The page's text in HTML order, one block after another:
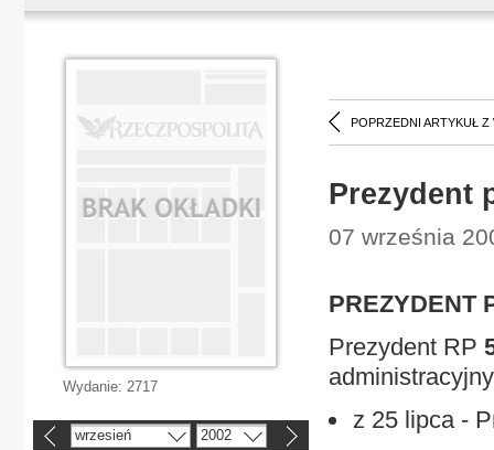
POPRZEDNI ARTYKUŁ Z
Prezydent
07 września
PREZYDENT
Prezydent RP
z 25 lipca -
Wydanie: 2717
wrzesień 2002